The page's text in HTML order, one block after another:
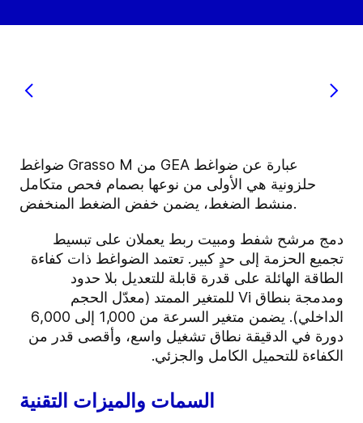
ضواغط Grasso M من GEA عبارة عن ضواغط
حلزونية هي الأولى من نوعها بصمام فحص متكامل
منشط الضغط، يضمن خفض الضغط المنخفض.
دمج مرشح شفط ومبيت ربط يعملان على تبسيط
تجميع الحزمة إلى حدٍ كبير. تعتمد الضواغط ذات كفاءة
الطاقة الهائلة على قدرة قابلة للتعديل بلا حدود
ومدمجة بنطاق Vi للمتغير الممتد (معدّل الحجم
الداخلي). يضمن متغير السرعة من 1,000 إلى 6,000
دورة في الدقيقة نطاق تشغيل واسع، وأقصى قدر من
الكفاءة للتحميل الكامل والجزئي.
السمات والميزات التقنية